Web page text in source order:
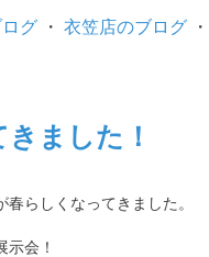
グ ・ 衣笠店のブログ ・
ました！
らしくなってきました。
示会！